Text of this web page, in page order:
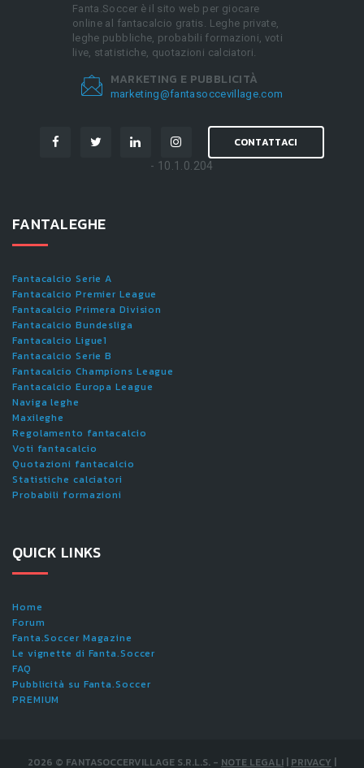
Fanta.Soccer è il sito web per giocare
online al fantacalcio gratis. Leghe private,
leghe pubbliche, probabili formazioni, voti
live, statistiche, quotazioni calciatori.
MARKETING E PUBBLICITÀ
marketing@fantasoccevillage.com
CONTATTACI
- 10.1.0.204
FANTALEGHE
Fantacalcio Serie A
Fantacalcio Premier League
Fantacalcio Primera Division
Fantacalcio Bundesliga
Fantacalcio Ligue1
Fantacalcio Serie B
Fantacalcio Champions League
Fantacalcio Europa League
Naviga leghe
Maxileghe
Regolamento fantacalcio
Voti fantacalcio
Quotazioni fantacalcio
Statistiche calciatori
Probabili formazioni
QUICK LINKS
Home
Forum
Fanta.Soccer Magazine
Le vignette di Fanta.Soccer
FAQ
Pubblicità su Fanta.Soccer
PREMIUM
2026 © FANTASOCCERVILLAGE S.R.L.S. - NOTE LEGALI | PRIVACY |